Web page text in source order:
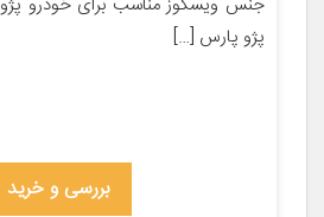
پژو پارس […]
بررسی و خرید